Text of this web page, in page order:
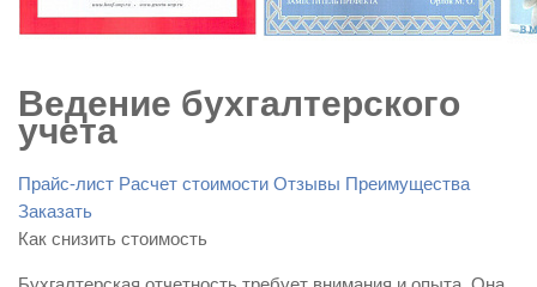
Ведение бухгалтерского
учета
Прайс-лист Расчет стоимости Отзывы Преимущества
Заказать
Как снизить стоимость